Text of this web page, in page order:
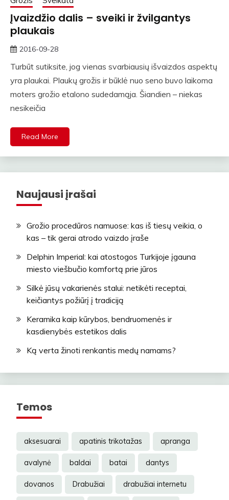
Įvaizdžio dalis – sveiki ir žvilgantys
plaukais
2016-09-28
Turbūt sutiksite, jog vienas svarbiausių išvaizdos aspektų
yra plaukai. Plaukų grožis ir būklė nuo seno buvo laikoma
moters grožio etalono sudedamąja. Šiandien – niekas
nesikeičia
Read More
Naujausi įrašai
Grožio procedūros namuose: kas iš tiesų veikia, o
kas – tik gerai atrodo vaizdo įraše
Delphin Imperial: kai atostogos Turkijoje įgauna
miesto viešbučio komfortą prie jūros
Silkė jūsų vakarienės stalui: netikėti receptai,
keičiantys požiūrį į tradiciją
Keramika kaip kūrybos, bendruomenės ir
kasdienybės estetikos dalis
Ką verta žinoti renkantis medų namams?
Temos
aksesuarai apatinis trikotažas apranga
avalynė baldai batai dantys
dovanos Drabužiai drabužiai internetu